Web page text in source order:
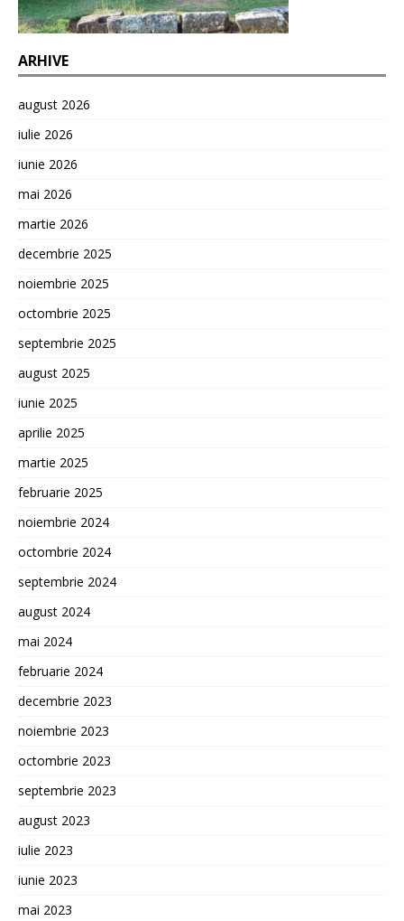
ARHIVE
august 2026
iulie 2026
iunie 2026
mai 2026
martie 2026
decembrie 2025
noiembrie 2025
octombrie 2025
septembrie 2025
august 2025
iunie 2025
aprilie 2025
martie 2025
februarie 2025
noiembrie 2024
octombrie 2024
septembrie 2024
august 2024
mai 2024
februarie 2024
decembrie 2023
noiembrie 2023
octombrie 2023
septembrie 2023
august 2023
iulie 2023
iunie 2023
mai 2023